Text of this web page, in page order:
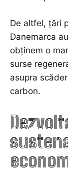
De altfel, țări
Danemarca
obținem o
surse
asupra
carbon.